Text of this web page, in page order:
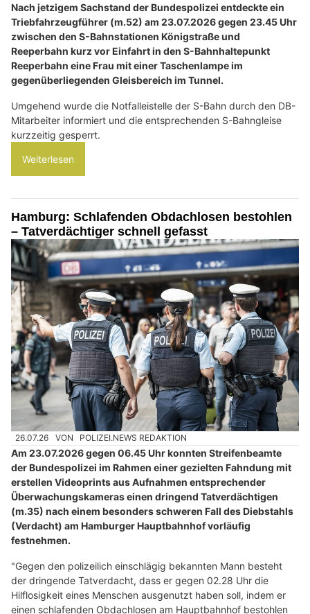
Nach jetzigem Sachstand der Bundespolizei entdeckte ein
Triebfahrzeugführer (m.52) am 23.07.2026 gegen 23.45 Uhr
zwischen den S-Bahnstationen Königstraße und
Reeperbahn kurz vor Einfahrt in den S-Bahnhaltepunkt
Reeperbahn eine Frau mit einer Taschenlampe im
gegenüberliegenden Gleisbereich im Tunnel.
Umgehend wurde die Notfalleistelle der S-Bahn durch den DB-
Mitarbeiter informiert und die entsprechenden S-Bahngleise
kurzzeitig gesperrt.
Weiterlesen
Hamburg: Schlafenden Obdachlosen bestohlen
– Tatverdächtiger schnell gefasst
26.07.26 VON POLIZEI.NEWS REDAKTION
Am 23.07.2026 gegen 06.45 Uhr konnten Streifenbeamte
der Bundespolizei im Rahmen einer gezielten Fahndung mit
erstellen Videoprints aus Aufnahmen entsprechender
Überwachungskameras einen dringend Tatverdächtigen
(m.35) nach einem besonders schweren Fall des Diebstahls
(Verdacht) am Hamburger Hauptbahnhof vorläufig
festnehmen.
"Gegen den polizeilich einschlägig bekannten Mann besteht
der dringende Tatverdacht, dass er gegen 02.28 Uhr die
Hilflosigkeit eines Menschen ausgenutzt haben soll, indem er
einen schlafenden Obdachlosen am Hauptbahnhof bestohlen